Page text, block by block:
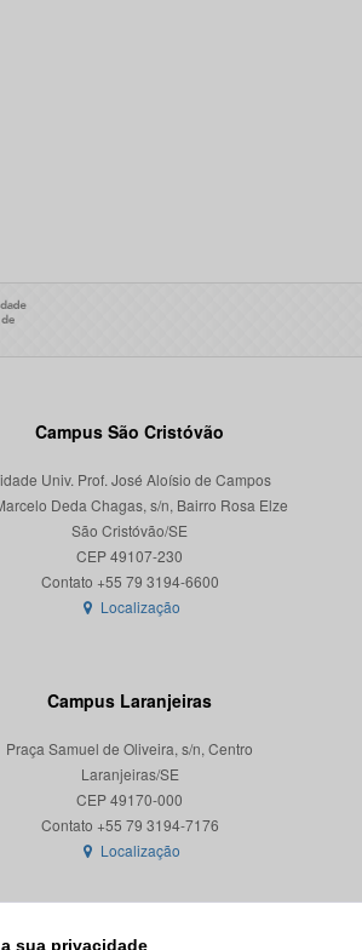
sua privacidade
Campus São Cristóvão
Univ. Prof. José Aloísio de Campos
Deda Chagas, s/n, Bairro Rosa Elze
São Cristóvão/SE
CEP 49107-230
Localização
Campus Laranjeiras
Praça Samuel de Oliveira, s/n, Centro
Laranjeiras/SE
CEP 49170-000
Localização